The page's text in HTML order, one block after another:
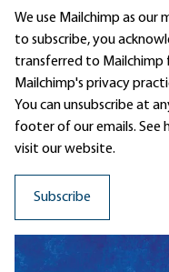
We use Mailchimp as
to subscribe, you
transferred to Mailchimp
Mailchimp's privacy
You can unsubscribe at
footer of our emails. See
visit our website.